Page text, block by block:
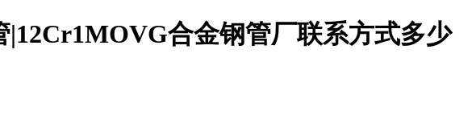
合金钢管厂联系方式多少